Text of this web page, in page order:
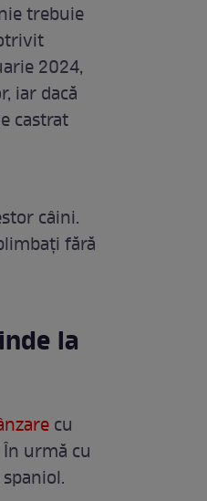
trebuie
2024,
iar dacă
castrat
câini.
fără
la
cu
urmă cu